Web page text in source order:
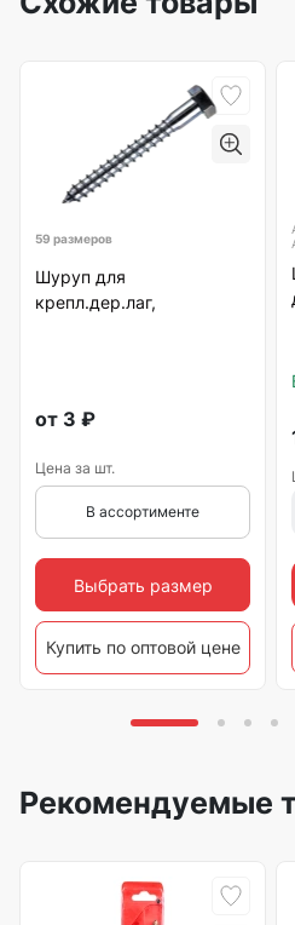
59 размеров
Шуруп для
крепл.дер.лаг,
от 3 ₽
Цена за шт.
В ассортименте
Выбрать размер
Купить по оптовой цене
Рекомендуемые